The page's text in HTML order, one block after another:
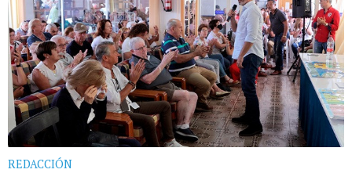
REDACCIÓN